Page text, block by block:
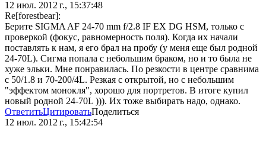
12 июл. 2012 г., 15:37:48
Re[forestbear]:
Берите SIGMA AF 24-70 mm f/2.8 IF EX DG HSM, только с
проверкой (фокус, равномерность поля). Когда их начали
поставлять к нам, я его брал на пробу (у меня еще был родной
24-70L). Сигма попала с небольшим браком, но и то была не
хуже эльки. Мне понравилась. По резкости в центре сравнима
с 50/1.8 и 70-200/4L. Резкая с открытой, но с небольшим
"эффектом монокля", хорошо для портретов. В итоге купил
новый родной 24-70L ))). Их тоже выбирать надо, однако.
ОтветитьЦитироватьПоделиться
12 июл. 2012 г., 15:42:54